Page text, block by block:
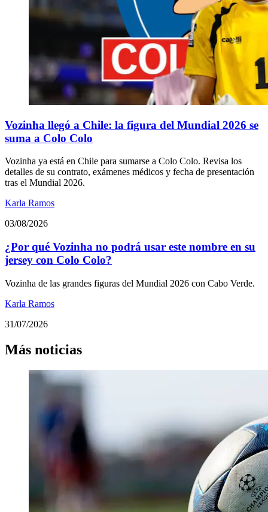
Vozinha llegó a Chile: la figura del Mundial 2026 se
suma a Colo Colo
Vozinha ya está en Chile para sumarse a Colo Colo. Revisa los
detalles de su contrato, exámenes médicos y fecha de presentación
tras el Mundial 2026.
Karla Ramos
03/08/2026
¿Por qué Vozinha no podrá usar este nombre en su
jersey con Colo Colo?
Vozinha de las grandes figuras del Mundial 2026 con Cabo Verde.
Karla Ramos
31/07/2026
Más noticias